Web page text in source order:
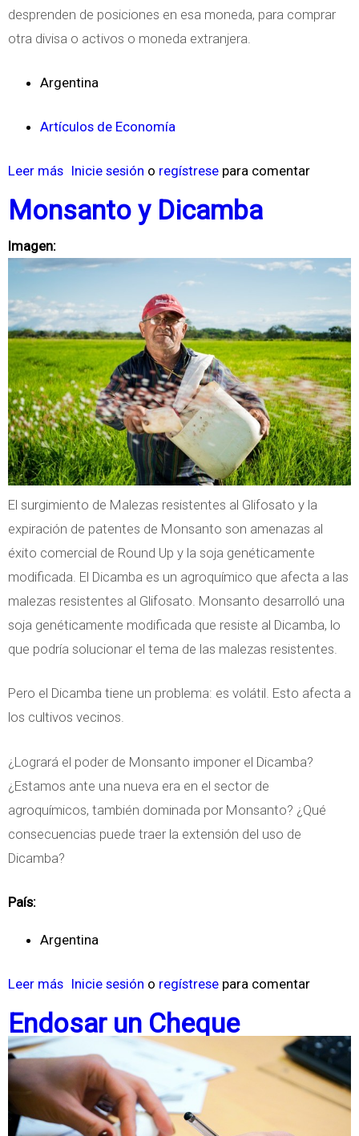
desprenden de posiciones en esa moneda, para comprar
otra divisa o activos o moneda extranjera.
Argentina
Artículos de Economía
Leer más
b
e
o
r
r
i
d
a
d
e
l
D
ó
l
a
r
Inicie sesión o regístrese para comentar
Monsanto y Dicamba
Imagen:
El surgimiento de Malezas resistentes al Glifosato y la
expiración de patentes de Monsanto son amenazas al
éxito comercial de Round Up y la soja genéticamente
modificada. El Dicamba es un agroquímico que afecta a las
malezas resistentes al Glifosato. Monsanto desarrolló una
soja genéticamente modificada que resiste al Dicamba, lo
que podría solucionar el tema de las malezas resistentes.
Pero el Dicamba tiene un problema: es volátil. Esto afecta a
los cultivos vecinos.
¿Logrará el poder de Monsanto imponer el Dicamba?
¿Estamos ante una nueva era en el sector de
agroquímicos, también dominada por Monsanto? ¿Qué
consecuencias puede traer la extensión del uso de
Dicamba?
País:
Argentina
Leer más
b
r
e
M
o
Inicie sesión o regístrese para comentar
Endosar un Cheque